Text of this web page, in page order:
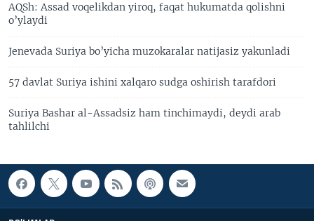
AQSh: Assad voqelikdan yiroq, faqat hukumatda qolishni
o’ylaydi
Jenevada Suriya bo’yicha muzokaralar natijasiz yakunladi
57 davlat Suriya ishini xalqaro sudga oshirish tarafdori
Suriya Bashar al-Assadsiz ham tinchimaydi, deydi arab
tahlilchi